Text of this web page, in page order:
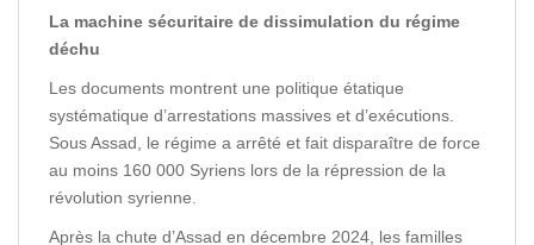
La machine sécuritaire de dissimulation du régime
déchu
Les documents montrent une politique étatique
systématique d’arrestations massives et d’exécutions.
Sous Assad, le régime a arrêté et fait disparaître de force
au moins 160 000 Syriens lors de la répression de la
révolution syrienne.
Après la chute d’Assad en décembre 2024, les familles